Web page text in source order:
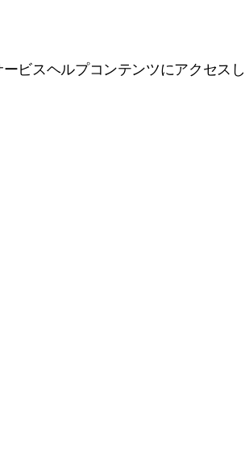
ビスヘルプコンテンツにアクセス